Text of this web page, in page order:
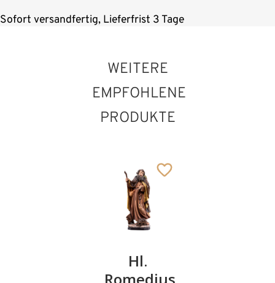
Sofort versandfertig, Lieferfrist 3 Tage
WEITERE
EMPFOHLENE
PRODUKTE
Hl.